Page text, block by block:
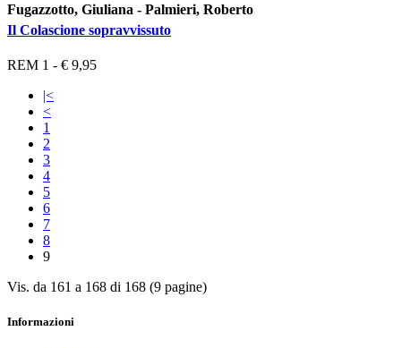
Fugazzotto, Giuliana - Palmieri, Roberto
Il Colascione sopravvissuto
REM 1 - € 9,95
|<
<
1
2
3
4
5
6
7
8
9
Vis. da 161 a 168 di 168 (9 pagine)
Informazioni